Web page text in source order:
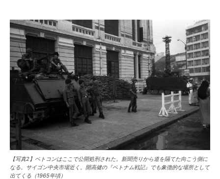
【写真2】ベトコンはここで公開処刑された。新聞売りから道を隔てた向こう側に
なる。サイゴン中央市場近く。開高健の『ベトナム戦記』でも象徴的な場所として
出てくる（1965年頃）